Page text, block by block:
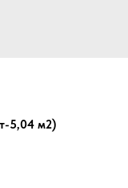
5,04 м2)